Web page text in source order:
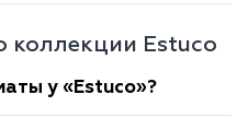
коллекции Estuco
у «Estuco»?